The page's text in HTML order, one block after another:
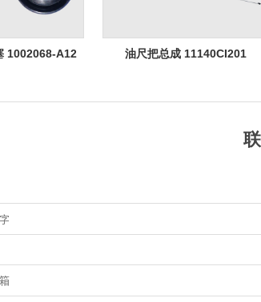
1002068-A12 油尺把总成 11140CI201